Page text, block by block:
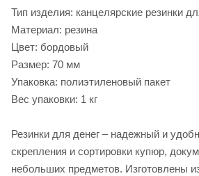
Тип изделия: канцелярские резинки
Материал: резина
Цвет: бордовый
Размер: 70 мм
Упаковка: полиэтиленовый пакет
Вес упаковки: 1 кг
Резинки для денег – надежный и
скрепления и сортировки купюр,
небольших предметов. Изготовлены